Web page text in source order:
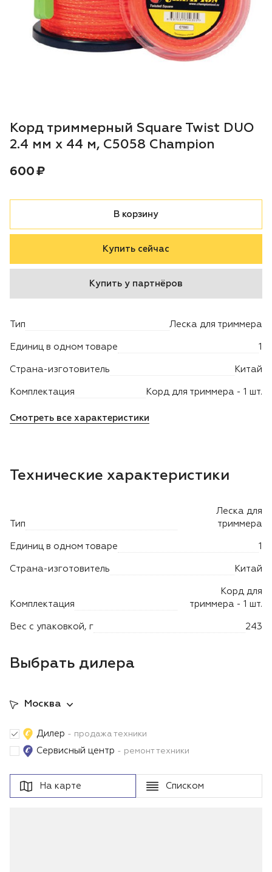
Воздуходувки
Триммеры
Скарификаторы
Мотопомпы
Подметальные машины
Строительная техника
Культиваторы
Двигатели
Аксессуары
Снегоотбрасыватели
Садовые ножницы
Станки заточные
Лодочные моторы Toyama
Моющие аппараты
Корд триммерный Square Twist DUO
2.4 мм х 44 м, C5058 Champion
В корзину
Купить сейчас
Купить у партнёров
Тип Леска для триммера
Единиц в одном товаре 1
Страна-изготовитель Китай
Комплектация Корд для триммера - 1 шт.
Смотреть все характеристики
Цена:
600 ₽рублей
Технические характеристики
Тип
Леска для
триммера
Единиц в одном товаре 1
Страна-изготовитель Китай
Комплектация
Корд для
триммера - 1 шт.
Вес с упаковкой, г 243
Выбрать дилера
Москва
Дилер - продажа техники
Сервисный центр - ремонт техники
На карте Списком